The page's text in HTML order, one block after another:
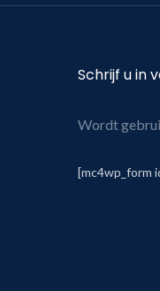
Schrijf u in
Wordt
[mc4wp_form